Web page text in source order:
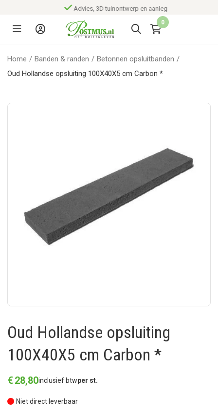
Advies, 3D tuinontwerp en aanleg
0
Home / Banden & randen / Betonnen opsluitbanden /
Oud Hollandse opsluiting 100X40X5 cm Carbon *
Oud Hollandse opsluiting
100X40X5 cm Carbon *
€ 28,80inclusief btwper st.
Niet direct leverbaar